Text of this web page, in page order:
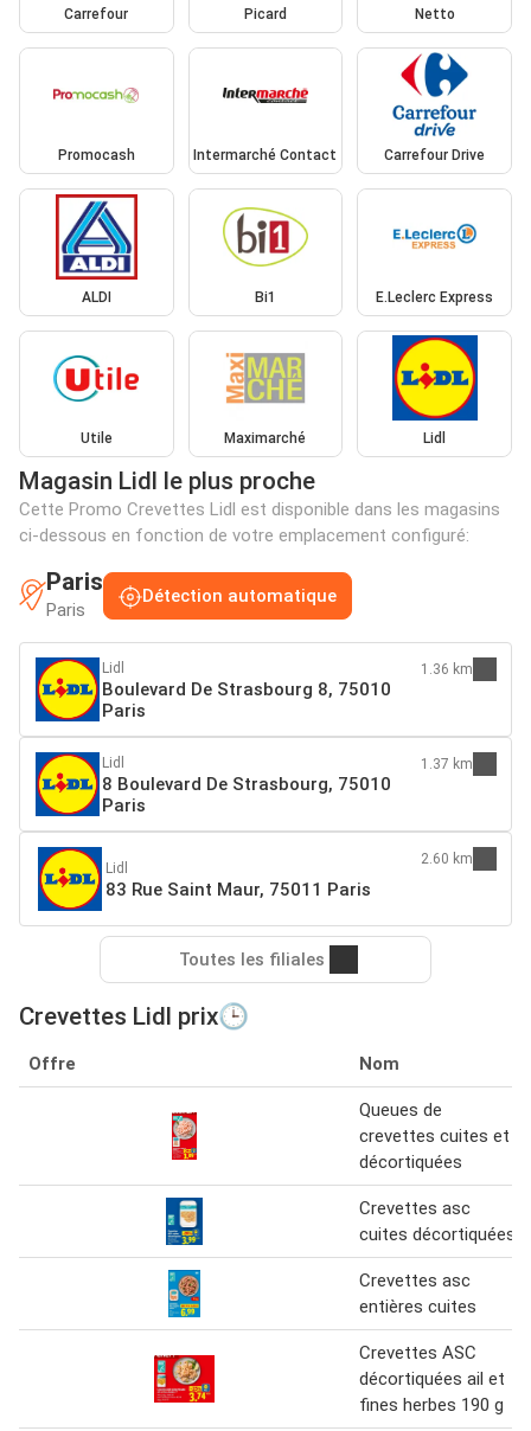
Carrefour Picard Netto
Promocash Intermarché Contact Carrefour Drive
ALDI Bi1 E.Leclerc Express
Utile Maximarché Lidl
Magasin Lidl le plus proche
Cette Promo Crevettes Lidl est disponible dans les magasins
ci-dessous en fonction de votre emplacement configuré:
Paris
Paris
Détection automatique
Lidl
Boulevard De Strasbourg 8, 75010
Paris
1.36 km
Lidl
8 Boulevard De Strasbourg, 75010
Paris
1.37 km
Lidl
83 Rue Saint Maur, 75011 Paris
2.60 km
Toutes les filiales
Crevettes Lidl prix🕒
Offre Nom
Queues de
crevettes cuites et
décortiquées
Crevettes asc
cuites décortiquées
Crevettes asc
entières cuites
Crevettes ASC
décortiquées ail et
fines herbes 190 g